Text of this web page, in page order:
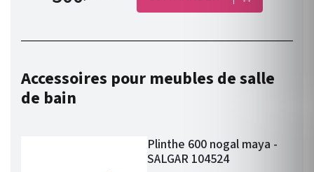
Accessoires pour meubles de salle
de bain
Plinthe 600 nogal maya -
SALGAR 104524